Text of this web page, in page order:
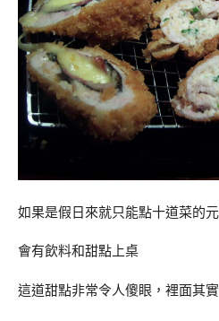
如果是假日來就只能點十道菜的
會有飲料和甜點上桌
這道甜點非常令人傻眼，裡面其